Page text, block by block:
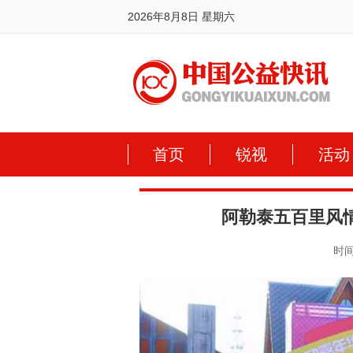
2026年8月8日 星期六
首页 锐视 活动
阿勒泰五百里风
时